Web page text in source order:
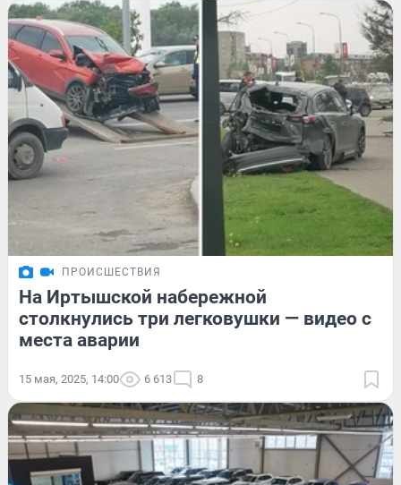
ПРОИСШЕСТВИЯ
На Иртышской набережной
столкнулись три легковушки — видео с
места аварии
15 мая, 2025, 14:00 6 613 8